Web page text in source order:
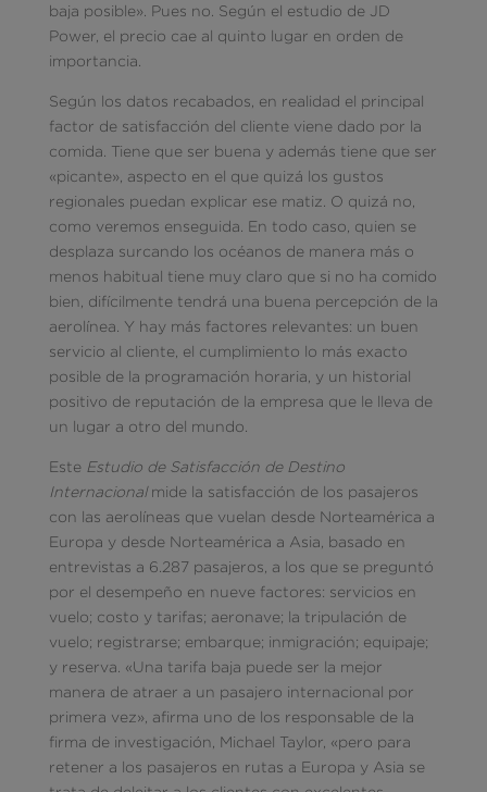
baja posible». Pues no. Según el estudio de JD
Power, el precio cae al quinto lugar en orden de
importancia.
Según los datos recabados, en realidad el principal
factor de satisfacción del cliente viene dado por la
comida. Tiene que ser buena y además tiene que ser
«picante», aspecto en el que quizá los gustos
regionales puedan explicar ese matiz. O quizá no,
como veremos enseguida. En todo caso, quien se
desplaza surcando los océanos de manera más o
menos habitual tiene muy claro que si no ha comido
bien, difícilmente tendrá una buena percepción de la
aerolínea. Y hay más factores relevantes: un buen
servicio al cliente, el cumplimiento lo más exacto
posible de la programación horaria, y un historial
positivo de reputación de la empresa que le lleva de
un lugar a otro del mundo.
Este Estudio de Satisfacción de Destino
Internacionalmide la satisfacción de los pasajeros
con las aerolíneas que vuelan desde Norteamérica a
Europa y desde Norteamérica a Asia, basado en
entrevistas a 6.287 pasajeros, a los que se preguntó
por el desempeño en nueve factores: servicios en
vuelo; costo y tarifas; aeronave; la tripulación de
vuelo; registrarse; embarque; inmigración; equipaje;
y reserva. «Una tarifa baja puede ser la mejor
manera de atraer a un pasajero internacional por
primera vez», afirma uno de los responsable de la
firma de investigación, Michael Taylor, «pero para
retener a los pasajeros en rutas a Europa y Asia se